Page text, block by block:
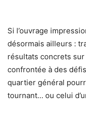
Si l’ouvrage
désormais ailleurs :
résultats concrets
confrontée à des
quartier général
tournant… ou celui